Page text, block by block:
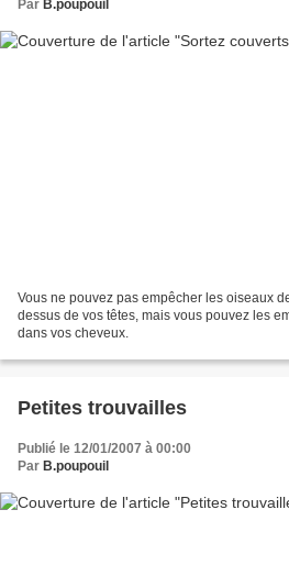
Par B.poupouil
Vous ne pouvez pas empêcher les oiseaux
dessus de vos têtes, mais vous pouvez les
dans vos cheveux.
Petites trouvailles
Publié le 12/01/2007 à 00:00
Par B.poupouil